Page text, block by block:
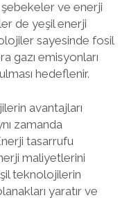
şebekeler ve enerji
de yeşil enerji
sayesinde fosil
gazı emisyonları
hedeflenir.
avantajları
zamanda
tasarrufu
maliyetlerini
teknolojilerin
yaratır ve